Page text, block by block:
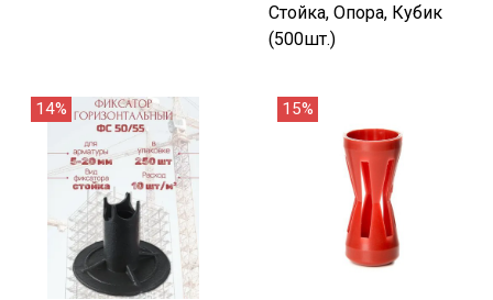
Стойка, Опора, Кубик
(500шт.)
14% 15%